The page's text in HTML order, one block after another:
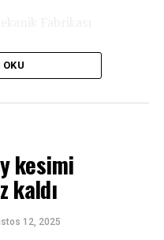
Sergey Melikov,
3 kişi ise
kesimi
kaldı
12, 2025